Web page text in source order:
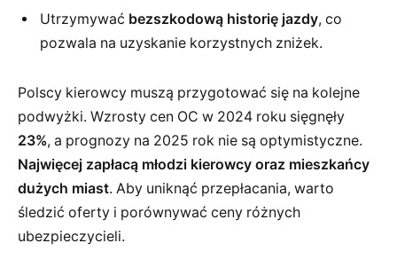
Utrzymywać bezszkodową historię jazdy, co
pozwala na uzyskanie korzystnych zniżek.
Polscy kierowcy muszą przygotować się na kolejne
podwyżki. Wzrosty cen OC w 2024 roku sięgnęły
23%, a prognozy na 2025 rok nie są optymistyczne.
Najwięcej zapłacą młodzi kierowcy oraz mieszkańcy
dużych miast. Aby uniknąć przepłacania, warto
śledzić oferty i porównywać ceny różnych
ubezpieczycieli.